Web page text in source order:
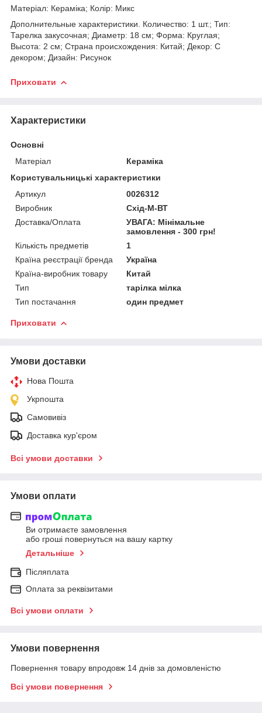
Матеріал: Кераміка; Колір: Микс
Дополнительные характеристики. Количество: 1 шт.; Тип:
Тарелка закусочная; Диаметр: 18 см; Форма: Круглая;
Высота: 2 см; Страна происхождения: Китай; Декор: С
декором; Дизайн: Рисунок
Приховати
Характеристики
Основні
Матеріал
Кераміка
Користувальницькі характеристики
Артикул
0026312
Виробник
Схід-М-ВТ
Доставка/Оплата
УВАГА: Мінімальне
замовлення - 300 грн!
Кількість предметів
1
Країна реєстрації бренда
Україна
Країна-виробник товару
Китай
Тип
тарілка мілка
Тип постачання
один предмет
Приховати
Умови доставки
Нова Пошта
Укрпошта
Самовивіз
Доставка кур'єром
Всі умови доставки
Умови оплати
Ви отримаєте замовлення
або гроші повернуться на вашу картку
Детальніше
Післяплата
Оплата за реквізитами
Всі умови оплати
Умови повернення
Повернення товару впродовж 14 днів за домовленістю
Всі умови повернення